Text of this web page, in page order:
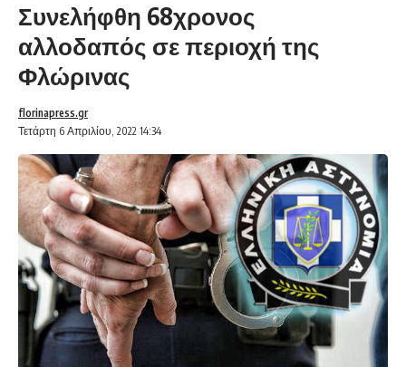
Συνελήφθη 68χρονος
αλλοδαπός σε περιοχή της
Φλώρινας
Τετάρτη 6 Απριλίου, 2022 14:34
florinapress.gr